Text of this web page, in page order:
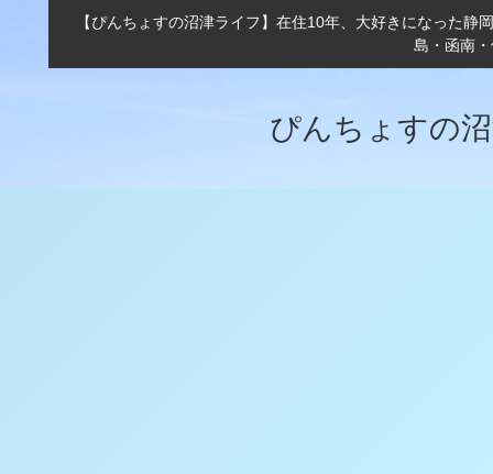
【ぴんちょすの沼津ライフ】在住10年、大好きになった
島・函南
ぴんちょすの